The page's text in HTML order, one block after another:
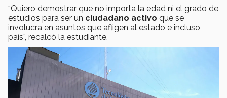
“Quiero demostrar que no importa la edad ni el grado de
estudios para ser un ciudadano activo que se
involucra en asuntos que afligen al estado e incluso
país”, recalcó la estudiante.